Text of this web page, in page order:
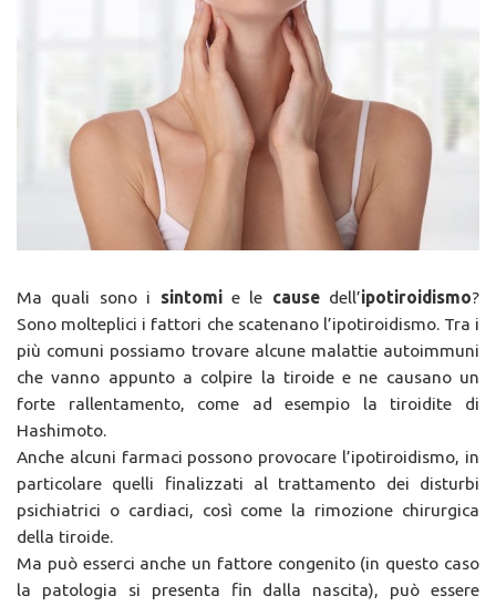
Ma quali sono i sintomi e le cause dell’ipotiroidismo?
Sono molteplici i fattori che scatenano l’ipotiroidismo. Tra i
più comuni possiamo trovare alcune malattie autoimmuni
che vanno appunto a colpire la tiroide e ne causano un
forte rallentamento, come ad esempio la tiroidite di
Hashimoto.
Anche alcuni farmaci possono provocare l’ipotiroidismo, in
particolare quelli finalizzati al trattamento dei disturbi
psichiatrici o cardiaci, così come la rimozione chirurgica
della tiroide.
Ma può esserci anche un fattore congenito (in questo caso
la patologia si presenta fin dalla nascita), può essere